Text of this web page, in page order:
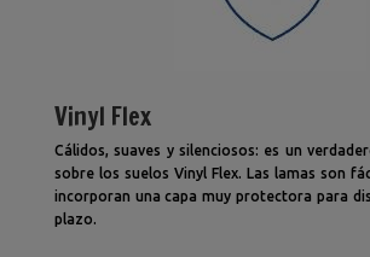
Vinyl Flex
Cálidos, suaves y silenciosos: es un
sobre los suelos Vinyl Flex. Las lamas son
incorporan una capa muy protectora para
plazo.